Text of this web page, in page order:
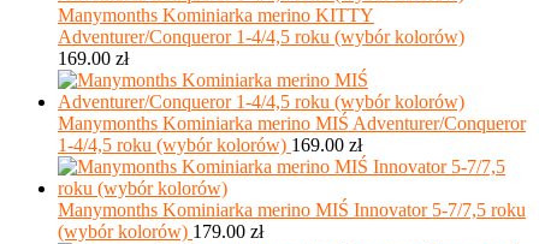
Manymonths Kominiarka merino KITTY
Adventurer/Conqueror 1-4/4,5 roku (wybór kolorów)
169.00 zł
Manymonths Kominiarka merino MIŚ Adventurer/Conqueror
1-4/4,5 roku (wybór kolorów) 169.00 zł
Manymonths Kominiarka merino MIŚ Innovator 5-7/7,5 roku
(wybór kolorów) 179.00 zł